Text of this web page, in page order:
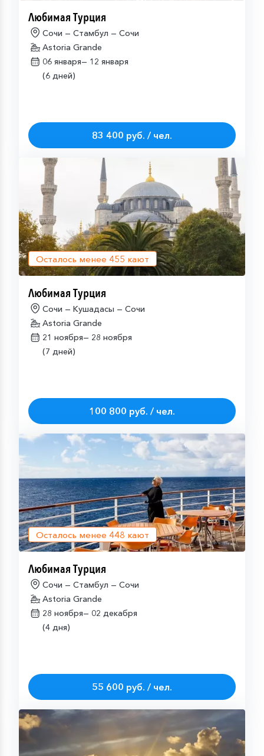
Любимая Турция
Сочи — Стамбул — Сочи
Astoria Grande
06 января— 12 января
(6 дней)
83 400 руб. / чел.
Осталось менее 455 кают
Любимая Турция
Сочи — Кушадасы — Сочи
Astoria Grande
21 ноября— 28 ноября
(7 дней)
100 800 руб. / чел.
Осталось менее 448 кают
Любимая Турция
Сочи — Стамбул — Сочи
Astoria Grande
28 ноября— 02 декабря
(4 дня)
55 600 руб. / чел.